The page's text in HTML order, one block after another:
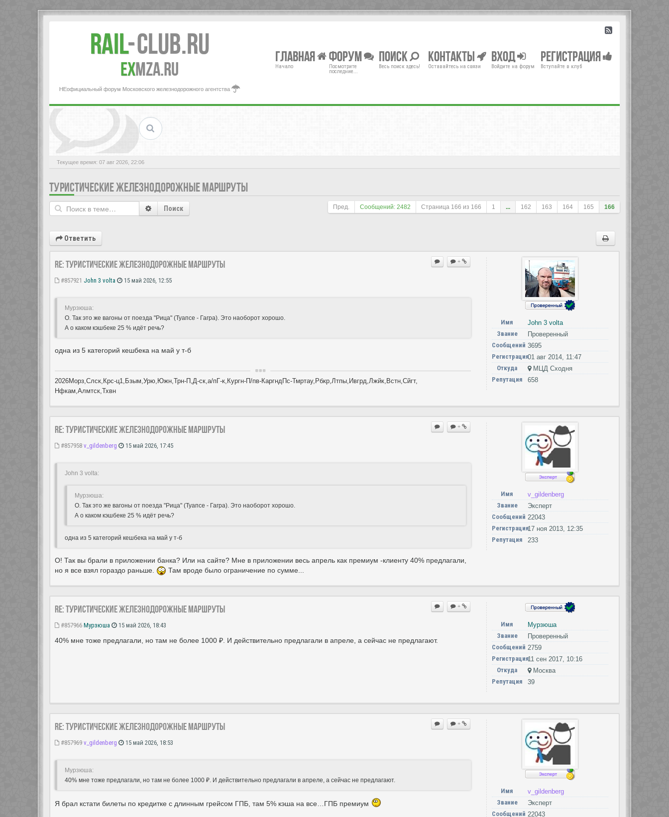
Rail-Club.RU
exMZA.RU
НЕофициальный форум Московского железнодорожного агентства
Главная
Начало
Форум
Посмотрите
последние...
Поиск
Весь поиск здесь!
Контакты
Оставайтесь на связи
Вход
Войдите на форум
Регистрация
Вступайте в клуб
Текущее время: 07 авг 2026, 22:06
ТУРИСТИЧЕСКИЕ ЖЕЛЕЗНОДОРОЖНЫЕ МАРШРУТЫ
Пред. Сообщений: 2482 Страница 166 из 166 1 ... 162 163 164 165 166
Поиск
Ответить
+
Re: Туристические железнодорожные маршруты
#857921 John 3 volta 15 май 2026, 12:55
Мурзюша:
О. Так это же вагоны от поезда "Рица" (Туапсе - Гагра). Это наоборот хорошо.
А о каком кэшбеке 25 % идёт речь?
одна из 5 категорий кешбека на май у т-б
2026Морз,Слск,Крс-ц1,Бзым,Урю,Южн,Трн-П,Д-ск,а/пГ-к,Кургн-П/пв-КаргндПс-Тмртау,Рбкр,Лтпы,Ивгрд,Лжйк,Встн,Сйгт,
Нфкам,Алмтск,Тхвн
Имя
John 3 volta
Звание
Проверенный
Сообщений 3695
Регистрация01 авг 2014, 11:47
Откуда
МЦД Сходня
Репутация
658
+
Re: Туристические железнодорожные маршруты
#857958 v_gildenberg 15 май 2026, 17:45
John 3 volta:
Мурзюша:
О. Так это же вагоны от поезда "Рица" (Туапсе - Гагра). Это наоборот хорошо.
А о каком кэшбеке 25 % идёт речь?
одна из 5 категорий кешбека на май у т-б
О! Так вы брали в приложении банка? Или на сайте? Мне в приложении весь апрель как премиум -клиенту 40% предлагали,
но я все взял гораздо раньше.
Там вроде было ограничение по сумме...
Имя
v_gildenberg
Звание
Эксперт
Сообщений 22043
Регистрация17 ноя 2013, 12:35
Репутация
233
+
Re: Туристические железнодорожные маршруты
#857966 Мурзюша 15 май 2026, 18:43
40% мне тоже предлагали, но там не более 1000 ₽. И действительно предлагали в апреле, а сейчас не предлагают.
Имя
Мурзюша
Звание
Проверенный
Сообщений 2759
Регистрация11 сен 2017, 10:16
Откуда
Москва
Репутация
39
+
Re: Туристические железнодорожные маршруты
#857969 v_gildenberg 15 май 2026, 18:53
Мурзюша:
40% мне тоже предлагали, но там не более 1000 ₽. И действительно предлагали в апреле, а сейчас не предлагают.
Я брал кстати билеты по кредитке с длинным грейсом ГПБ, там 5% кэша на все…ГПБ премиум
Имя
v_gildenberg
Звание
Эксперт
Сообщений 22043